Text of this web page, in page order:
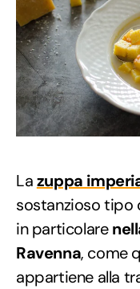
Lazuppa
sostanzioso tipo
in particolare
Ravenna, come
appartiene alla